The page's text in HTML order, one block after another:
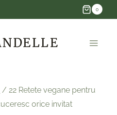
0
/ 22 Retete vegane pentru
orice invitat